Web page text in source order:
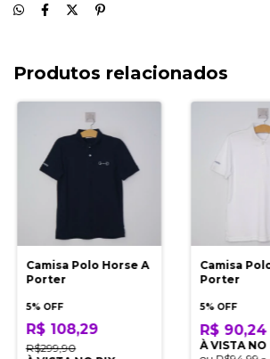
Produtos relacionados
Camisa Polo Horse A
Porter
5% OFF
R$ 108,29
R$299,90
Camisa
Porter
5% OFF
R$ 90,24
À VISTA NO